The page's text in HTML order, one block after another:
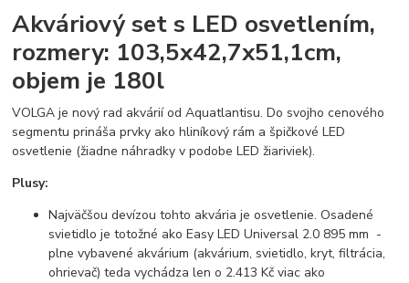
Akváriový set s LED osvetlením,
rozmery: 103,5x42,7x51,1cm,
objem je 180l
VOLGA je nový rad akvárií od Aquatlantisu. Do svojho cenového
segmentu prináša prvky ako hliníkový rám a špičkové LED
osvetlenie (žiadne náhradky v podobe LED žiariviek).
Plusy:
Najväčšou devízou tohto akvária je osvetlenie. Osadené
svietidlo je totožné ako Easy LED Universal 2.0 895 mm -
plne vybavené akvárium (akvárium, svietidlo, kryt, filtrácia,
ohrievač) teda vychádza len o 2.413 Kč viac ako